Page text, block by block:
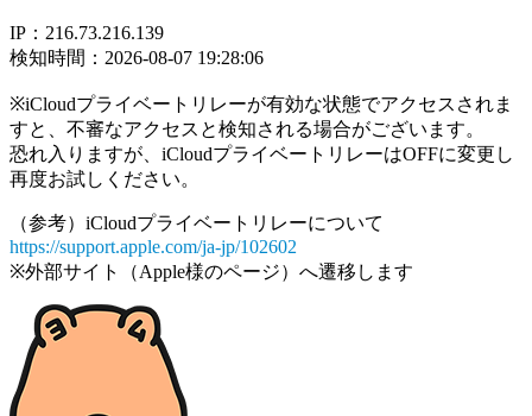
IP：216.73.216.139
検知時間：2026-08-07 19:28:06
※iCloudプライベートリレーが有効な状態でアクセスされま
すと、不審なアクセスと検知される場合がございます。
恐れ入りますが、iCloudプライベートリレーはOFFに変更し
再度お試しください。
（参考）iCloudプライベートリレーについて
https://support.apple.com/ja-jp/102602
※外部サイト（Apple様のページ）へ遷移します